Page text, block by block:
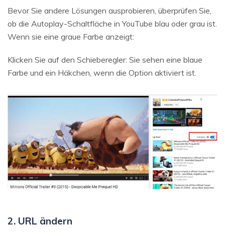
Bevor Sie andere Lösungen ausprobieren, überprüfen Sie,
ob die Autoplay-Schaltfläche in YouTube blau oder grau ist.
Wenn sie eine graue Farbe anzeigt:
Klicken Sie auf den Schieberegler: Sie sehen eine blaue
Farbe und ein Häkchen, wenn die Option aktiviert ist.
2. URL ändern